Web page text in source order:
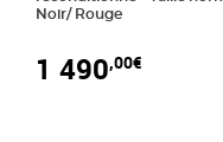
Noir/ Rouge
1 490,00€